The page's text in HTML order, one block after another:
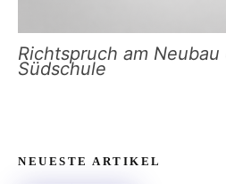
Richtspruch am Neubau
Südschule
NEUESTE ARTIKEL